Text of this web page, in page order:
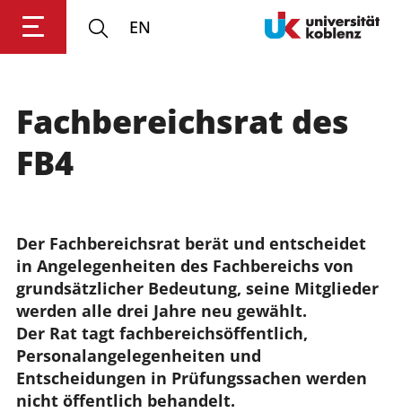
Anmelden Impressum Datenschutz
EN
Fachbereichsrat des
FB4
Der Fachbereichsrat berät und entscheidet
in Angelegenheiten des Fachbereichs von
grundsätzlicher Bedeutung, seine Mitglieder
werden alle drei Jahre neu gewählt.
Der Rat tagt fachbereichsöffentlich,
Personalangelegenheiten und
Entscheidungen in Prüfungssachen werden
nicht öffentlich behandelt.